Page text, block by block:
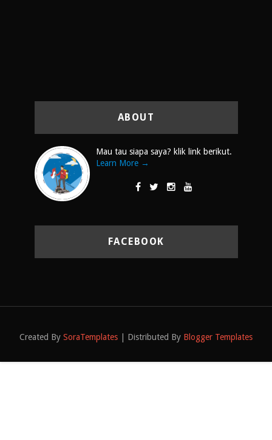
ABOUT
Mau tau siapa saya? klik link berikut.
Learn More →
FACEBOOK
Created By SoraTemplates | Distributed By Blogger Templates